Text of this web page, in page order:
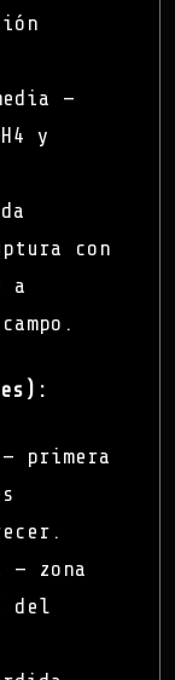
—
y
con
a
primera
— zona
del